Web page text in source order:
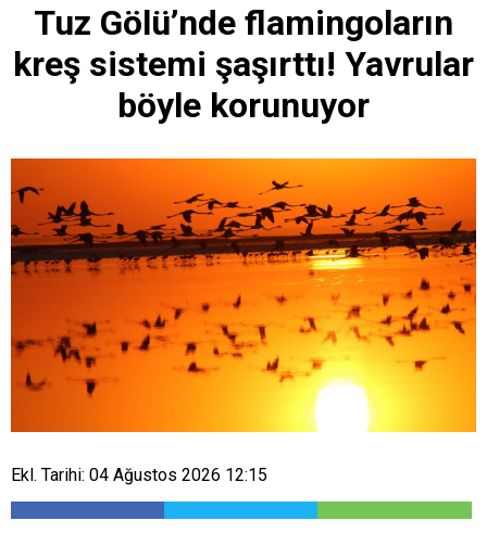
Tuz Gölü’nde flamingoların
kreş sistemi şaşırttı! Yavrular
böyle korunuyor
Ekl. Tarihi: 04 Ağustos 2026 12:15